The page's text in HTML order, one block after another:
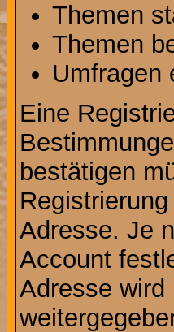
Themen
Themen
Umfragen
Eine
bestätigen
Adresse. Je
Account
Adresse wird